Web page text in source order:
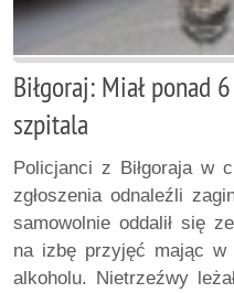
Biłgoraj: Miał ponad
szpitala
Policjanci z Biłgoraja w
zgłoszenia odnaleźli
samowolnie oddalił się
na izbę przyjęć mając w
alkoholu. Nietrzeźwy